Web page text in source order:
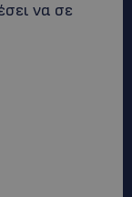
να σε